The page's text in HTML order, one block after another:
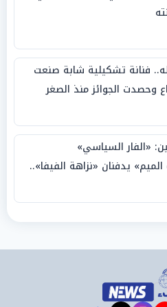
فنانة تشكيلية شابة صنعت
وحصدت الجوائز منذ الصغر
«الفار السياسي»
يدفنان «نزاهة الفيفا»..